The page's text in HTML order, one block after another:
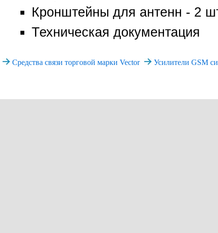
Кронштейны для антенн - 2
Техническая документация
Средства связи торговой марки Vector Усилители GSM